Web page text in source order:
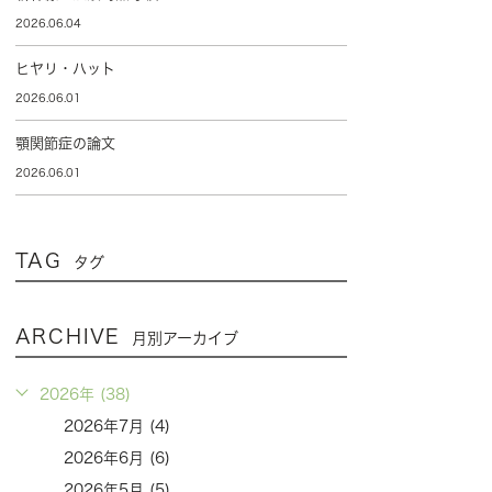
2026.06.04
ヒヤリ・ハット
2026.06.01
顎関節症の論文
2026.06.01
TAG タグ
ARCHIVE 月別アーカイブ
2026年 (38)
2026年7月 (4)
2026年6月 (6)